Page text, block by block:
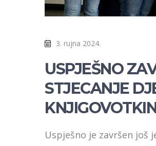
3. rujna 2024.
USPJEŠNO
STJECANJE
Uspješno je završen još